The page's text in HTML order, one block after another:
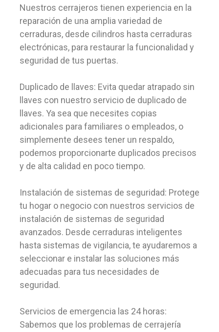
Nuestros cerrajeros tienen experiencia en la
reparación de una amplia variedad de
cerraduras, desde cilindros hasta cerraduras
electrónicas, para restaurar la funcionalidad y
seguridad de tus puertas.
Duplicado de llaves: Evita quedar atrapado sin
llaves con nuestro servicio de duplicado de
llaves. Ya sea que necesites copias
adicionales para familiares o empleados, o
simplemente desees tener un respaldo,
podemos proporcionarte duplicados precisos
y de alta calidad en poco tiempo.
Instalación de sistemas de seguridad: Protege
tu hogar o negocio con nuestros servicios de
instalación de sistemas de seguridad
avanzados. Desde cerraduras inteligentes
hasta sistemas de vigilancia, te ayudaremos a
seleccionar e instalar las soluciones más
adecuadas para tus necesidades de
seguridad.
Servicios de emergencia las 24 horas:
Sabemos que los problemas de cerrajería